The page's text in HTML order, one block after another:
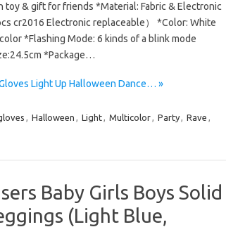
toy & gift for friends *Material: Fabric & Electronic
cr2016 Electronic replaceable） *Color: White
*Flashing Mode: 6 kinds of a blink mode
*Package…
Light Up Halloween Dance… »
, Halloween , Light, Multicolor, Party, Rave ,
Baby Girls Boys Solid
(Light Blue,